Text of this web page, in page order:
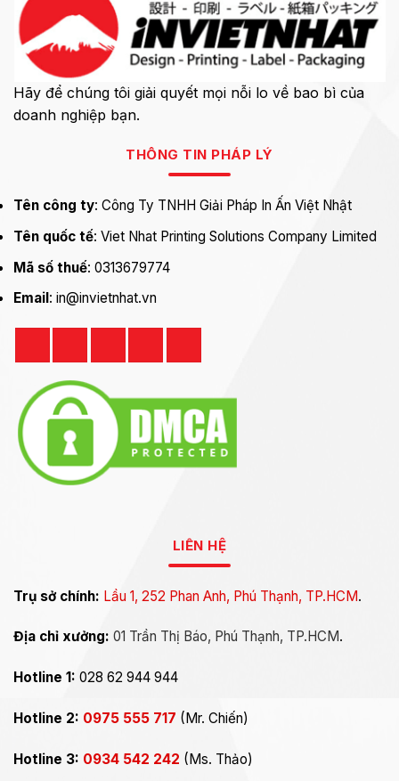
Hãy để chúng tôi giải quyết mọi nỗi lo về bao bì của
doanh nghiệp bạn.
THÔNG TIN PHÁP LÝ
Tên công ty: Công Ty TNHH Giải Pháp In Ấn Việt Nhật
Tên quốc tế: Viet Nhat Printing Solutions Company Limited
Mã số thuế: 0313679774
Email : in@invietnhat.vn
LIÊN HỆ
Trụ sở chính: Lầu 1, 252 Phan Anh, Phú Thạnh, TP.HCM.
Địa chỉ xưởng: 01 Trần Thị Báo, Phú Thạnh, TP.HCM.
Hotline 1: 028 62 944 944
Hotline 2: 0975 555 717 (Mr. Chiến)
Hotline 3: 0934 542 242 (Ms. Thảo)